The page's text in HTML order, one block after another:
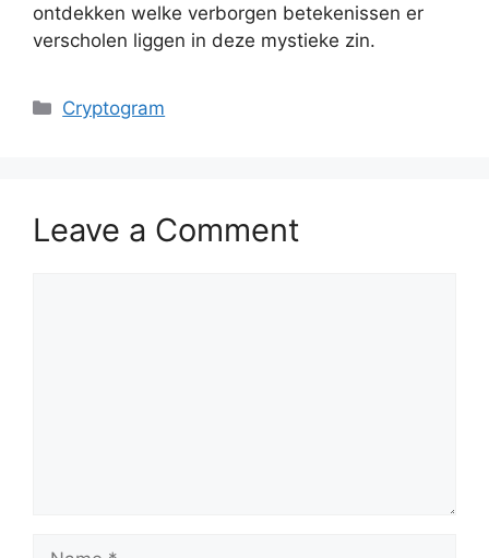
ontdekken welke verborgen betekenissen er
verscholen liggen in deze mystieke zin.
Categories
Cryptogram
Leave a Comment
Name